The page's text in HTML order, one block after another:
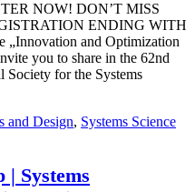
NOW! DON’T MISS
ENDING WITH
„Innovation and Optimization
you to share in the 62nd
for the Systems
and Design, Systems Science
| Systems